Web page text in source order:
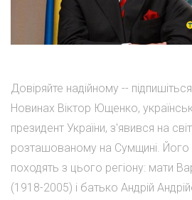
Довіряйте надійному --
Новинах Віктор Ющенко,
президент України, з'явився на
розташованому на Сумщині. Його
походять з цього регіону: мати
(1918-2005) і батько Андрій